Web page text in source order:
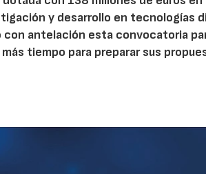
y desarrollo en tecnologías
antelación esta convocatoria
tiempo para preparar sus